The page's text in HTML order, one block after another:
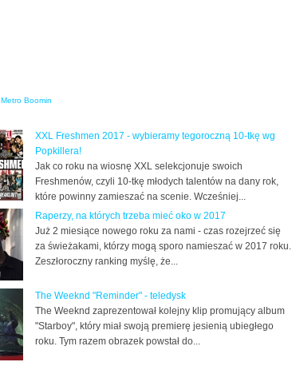
Metro Boomin
XXL Freshmen 2017 - wybieramy tegoroczną 10-tkę wg
Popkillera!
Jak co roku na wiosnę XXL selekcjonuje swoich
Freshmenów, czyli 10-tkę młodych talentów na dany rok,
które powinny zamieszać na scenie. Wcześniej...
Raperzy, na których trzeba mieć oko w 2017
Już 2 miesiące nowego roku za nami - czas rozejrzeć się
za świeżakami, którzy mogą sporo namieszać w 2017 roku.
Zeszłoroczny ranking myślę, że...
The Weeknd "Reminder" - teledysk
The Weeknd zaprezentował kolejny klip promujący album
"Starboy", który miał swoją premierę jesienią ubiegłego
roku. Tym razem obrazek powstał do...